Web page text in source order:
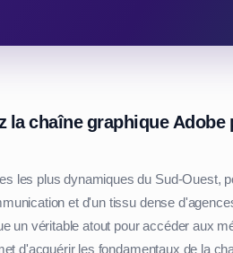
la chaîne graphique
les plus dynamiques du Sud-Ouest,
et d'un tissu dense
un véritable atout pour accéder aux
d'acquérir les fondamentaux de la